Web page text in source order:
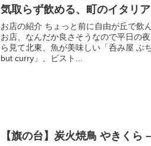
気取らず飲める、町のイタリア
お店の紹介 ちょっと前に自由が丘で飲
お店、なんだか良さそうなので平日の
ら見て北東、魚が美味しい「呑み屋 ぶ
but curry」、ビスト...
【旗の台】炭火焼鳥 やきくら